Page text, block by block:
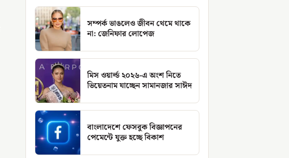
সম্পর্ক ভাঙলেও জীবন থেমে থাকে
না: জেনিফার লোপেজ
মিস ওয়ার্ল্ড ২০২৬-এ অংশ নিতে
ভিয়েতনাম যাচ্ছেন সামানজার সাঈদ
বাংলাদেশে ফেসবুক বিজ্ঞাপনের
পেমেন্টে যুক্ত হচ্ছে বিকাশ